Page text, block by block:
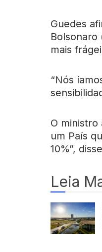
Guedes
Bolsonaro
mais
“Nós
O ministro
um País
10%”,
Leia